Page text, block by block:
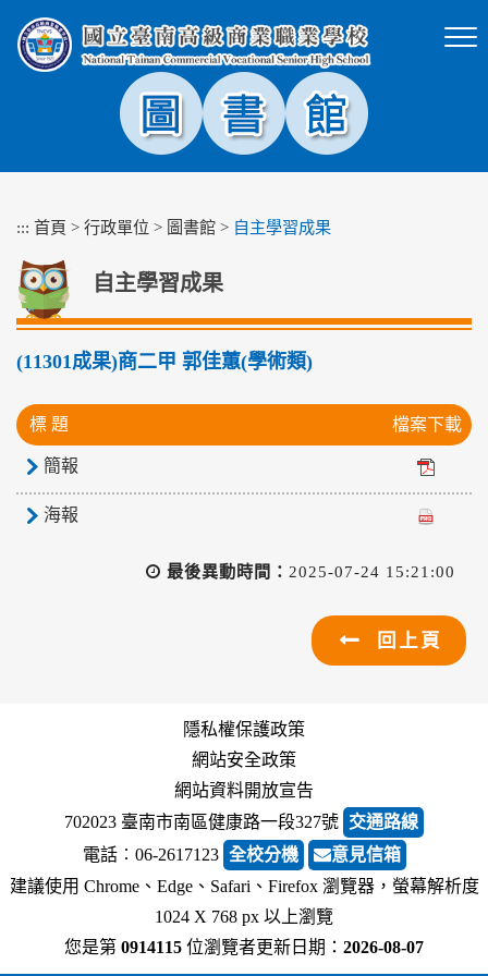
塊
::: 首頁 > 行政單位 > 圖書館 > 自主學習成果
自主學習成果
(11301成果)商二甲 郭佳蕙(學術類)
標 題 檔案下載
簡報
海報
最後異動時間： 2025-07-24 15:21:00
回上頁
隱私權保護政策
網站安全政策
網站資料開放宣告
702023 臺南市南區健康路一段327號 交通路線
電話︰06-2617123 全校分機
意見信箱
建議使用 Chrome、Edge、Safari、Firefox 瀏覽器，螢幕解析度
1024 X 768 px 以上瀏覽
您是第 0914115 位瀏覽者更新日期： 2026-08-07